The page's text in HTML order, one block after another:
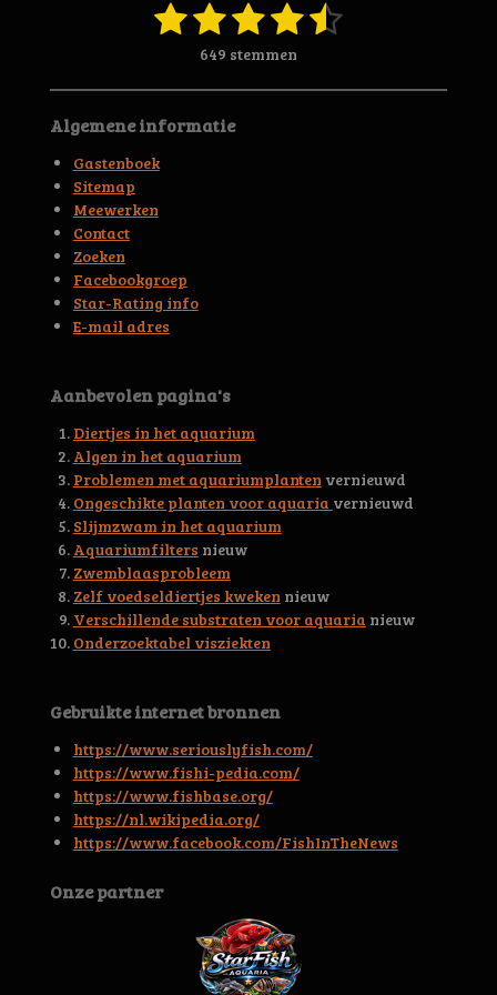
g
3
e
1
t
e
r
2
s
t
e
3
s
t
e
4
s
t
5
t
m
649 stemmen
Algemene informatie
Gastenboek
Sitemap
Meewerken
Contact
Zoeken
Facebookgroep
Star-Rating info
E-mail adres
Aanbevolen pagina's
Diertjes in het aquarium
Algen in het aquarium
Problemen met aquariumplanten vernieuwd
Ongeschikte planten voor aquaria vernieuwd
Slijmzwam in het aquarium
Aquariumfilters nieuw
Zwemblaasprobleem
Zelf voedseldiertjes kweken nieuw
Verschillende substraten voor aquaria nieuw
Onderzoektabel visziekten
Gebruikte internet bronnen
https://www.seriouslyfish.com/
https://www.fishi-pedia.com/
https://www.fishbase.org/
https://nl.wikipedia.org/
https://www.facebook.com/FishInTheNews
Onze partner